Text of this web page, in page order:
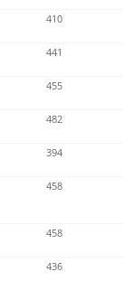
410
441
455
482
394
458
458
436